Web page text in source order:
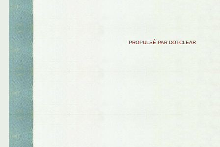
PROPULSÉ PAR DOTCLEAR